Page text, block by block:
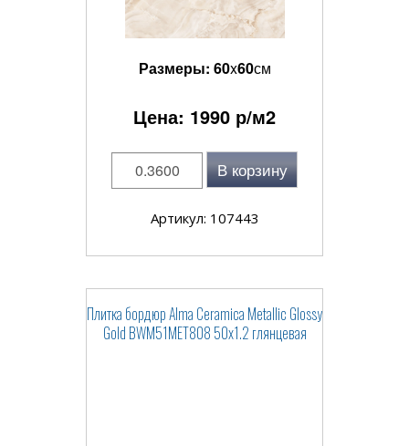
Размеры: 60x60см
Цена: 1990 р/м2
В корзину
Артикул: 107443
Плитка бордюр Alma Ceramica Metallic Glossy
Gold BWM51MET808 50x1.2 глянцевая